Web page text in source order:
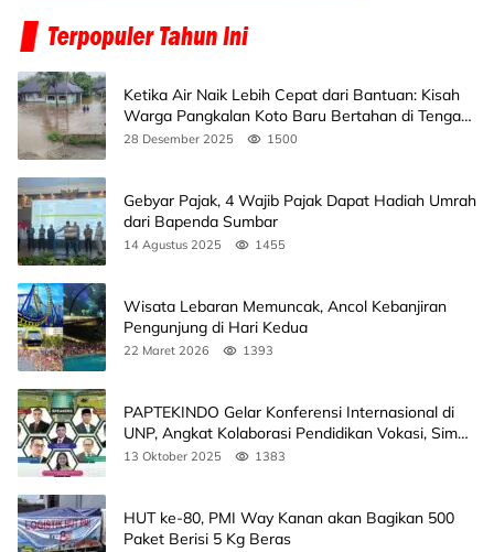
Ketika Air Naik Lebih Cepat dari Bantuan: Kisah
Warga Pangkalan Koto Baru Bertahan di Tengah
Banjir
28 Desember 2025 1500
Gebyar Pajak, 4 Wajib Pajak Dapat Hadiah Umrah
dari Bapenda Sumbar
14 Agustus 2025 1455
Wisata Lebaran Memuncak, Ancol Kebanjiran
Pengunjung di Hari Kedua
22 Maret 2026 1393
PAPTEKINDO Gelar Konferensi Internasional di
UNP, Angkat Kolaborasi Pendidikan Vokasi, Simak
Agendanya
13 Oktober 2025 1383
HUT ke-80, PMI Way Kanan akan Bagikan 500
Paket Berisi 5 Kg Beras